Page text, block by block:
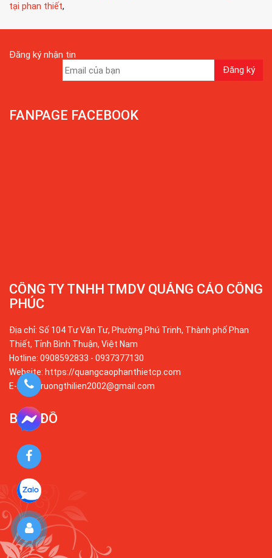
tại phan thiết,
Đăng ký nhận tin
FANPAGE FACEBOOK
CÔNG TY TNHH TMDV QUẢNG CÁO CÔNG
PHÚC
Địa chỉ: Số 104 Tư Văn Tư, Phường Phú Trinh, Thành phố Phan
Thiết, Tỉnh Bình Thuận, Việt Nam
Hotline: 0908592833 - 0937377130
Website: https://quangcaophanthietcp.com
E-mail: truongthilien2002@gmail.com
BẢN ĐỒ